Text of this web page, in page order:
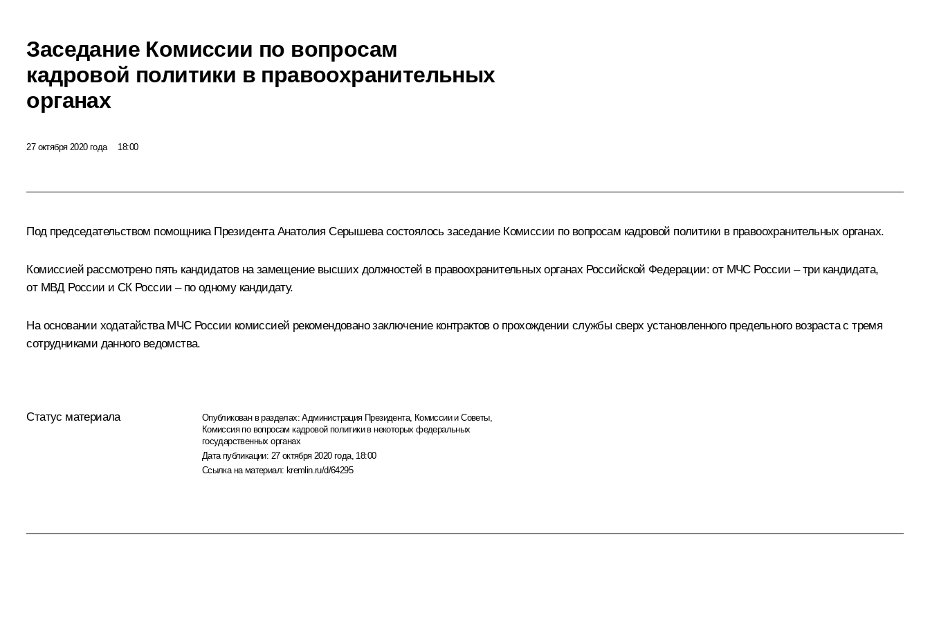
Заседание Комиссии по вопросам
кадровой политики в правоохранительных
органах
27 октября 2020 года 18:00
Под председательством помощника ПрезидентаАнатолия Серышевасостоялось заседание Комиссии по вопросам кадровой политики в правоохранительных органах.
Комиссией рассмотрено пять кандидатов на замещение высших должностей в правоохранительных органах Российской Федерации: от МЧС России – три кандидата,
от МВД России и СК России – по одному кандидату.
На основании ходатайства МЧС России комиссией рекомендовано заключение контрактов о прохождении службы сверх установленного предельного возраста с тремя
сотрудниками данного ведомства.
Статус материала Опубликован в разделах:Администрация Президента, Комиссии и Советы,
Комиссия по вопросам кадровой политики в некоторых федеральных
государственных органах
Дата публикации: 27 октября 2020 года, 18:00
Ссылка на материал: kremlin.ru/d/64295